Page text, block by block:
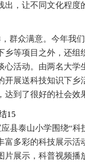
出，让不同文化程度
群众满意。今年我
乡等项目之外，还组
心活动。由两名大学
开展送科技知识下乡
达到了很好的社会效
15
县泰山小学围绕“科
富多彩的科技展示活
片展示，科普视频播